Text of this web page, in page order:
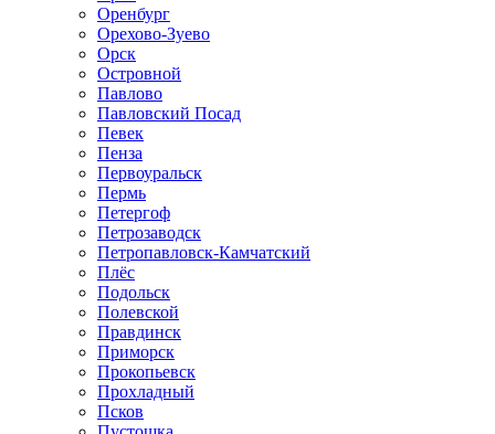
Оренбург
Орехово-Зуево
Орск
Островной
Павлово
Павловский Посад
Певек
Пенза
Первоуральск
Пермь
Петергоф
Петрозаводск
Петропавловск-Камчатский
Плёс
Подольск
Полевской
Правдинск
Приморск
Прокопьевск
Прохладный
Псков